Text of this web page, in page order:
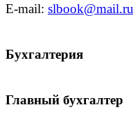
E-mail: slbook@mail.ru
Бухгалтерия
Главный бухгалтер